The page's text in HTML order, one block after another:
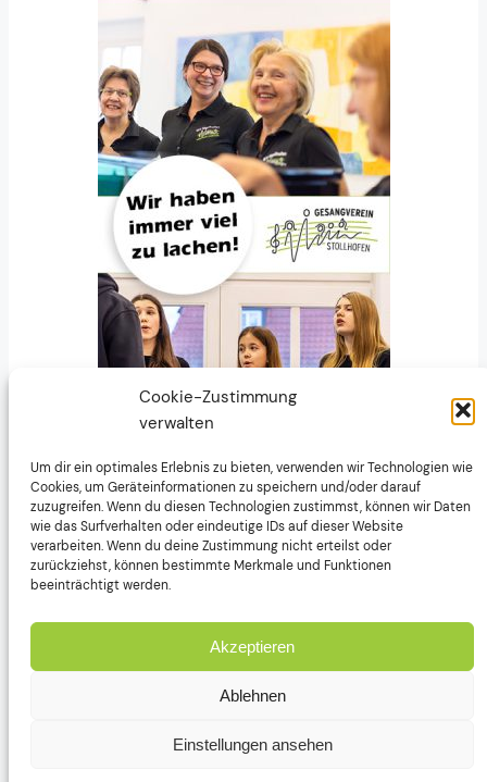
Cookie-Zustimmung
verwalten
Um dir ein optimales Erlebnis zu bieten, verwenden wir Technologien wie
Cookies, um Geräteinformationen zu speichern und/oder darauf
zuzugreifen. Wenn du diesen Technologien zustimmst, können wir Daten
wie das Surfverhalten oder eindeutige IDs auf dieser Website
verarbeiten. Wenn du deine Zustimmung nicht erteilst oder
zurückziehst, können bestimmte Merkmale und Funktionen
beeinträchtigt werden.
Akzeptieren
Ablehnen
Einstellungen ansehen